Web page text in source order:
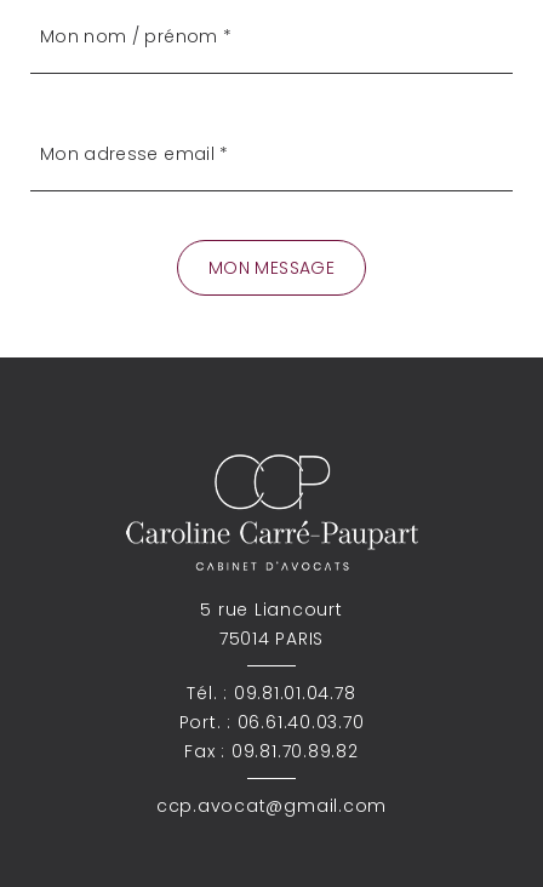
5 rue Liancourt
75014 PARIS
Tél. : 09.81.01.04.78
Port. : 06.61.40.03.70
Fax : 09.81.70.89.82
ccp.avocat@gmail.com